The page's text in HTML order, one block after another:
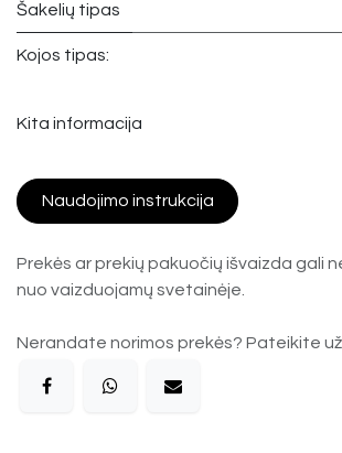
Šakelių tipas
Kojos tipas:
Kita informacija
Naudojimo instrukcija
Prekės ar prekių pakuočių išvaizda gali
nuo vaizduojamų svetainėje.
Nerandate norimos prekės? Pateikite